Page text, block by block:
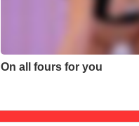
On all fours for you